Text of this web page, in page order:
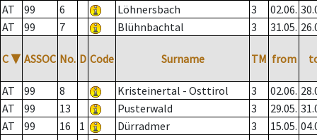
AT
99 6 Löhnersbach 3 02.06.
AT
99 7 Blühnbachtal 3 31.05.
C ▼ ASSOC No. D Code Surname TM from
AT 99 8 Kristeinertal - Osttirol 3 02.06.
AT
99 13 Pusterwald 3 29.05.
AT
99 16 1 Dürradmer 3 15.05.